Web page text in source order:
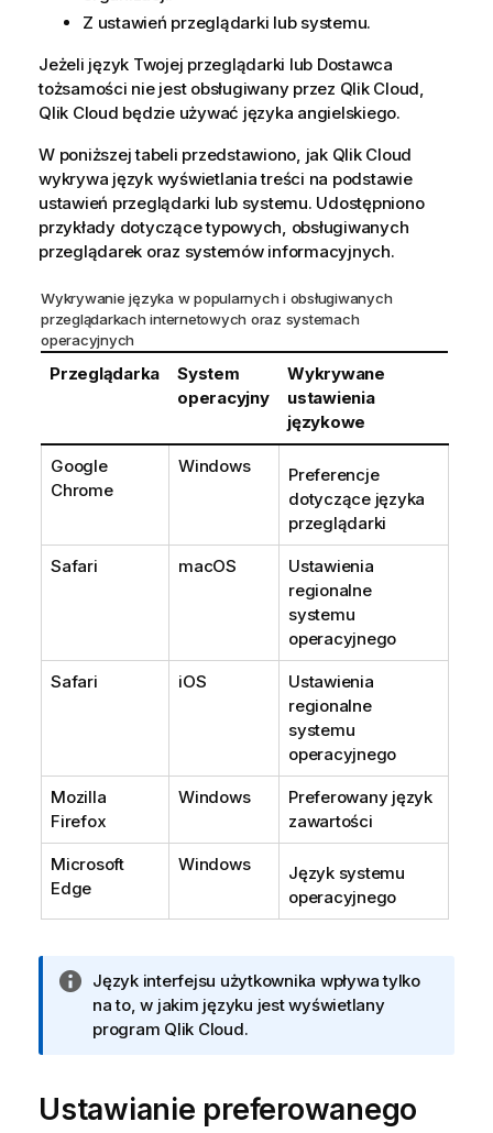
Z ustawień przeglądarki lub systemu.
Jeżeli język Twojej przeglądarki lub Dostawca
tożsamości nie jest obsługiwany przez Qlik Cloud
Qlik Cloud będzie używać języka angielskiego.
W poniższej tabeli przedstawiono, jak Qlik Cloud
wykrywa język wyświetlania treści na podstawie
ustawień przeglądarki lub systemu. Udostępniono
przykłady dotyczące typowych, obsługiwanych
przeglądarek oraz systemów informacyjnych.
Wykrywanie języka w popularnych i obsługiwanych
przeglądarkach internetowych oraz systemach
operacyjnych
Przeglądarka
System
operacyjny
Wykrywane
ustawienia
językowe
Google
Chrome
Windows
Preferencje
dotyczące języka
przeglądarki
Safari macOS
Ustawienia
regionalne
systemu
operacyjnego
Safari iOS
Ustawienia
regionalne
systemu
operacyjnego
Mozilla
Firefox
Windows
Preferowany język
zawartości
Microsoft
Edge
Windows
Język systemu
operacyjnego
I
n
f
m
a
Język interfejsu użytkownika wpływa tylko
na to, w jakim języku jest wyświetlany
program Qlik Cloud.
Ustawianie preferowanego